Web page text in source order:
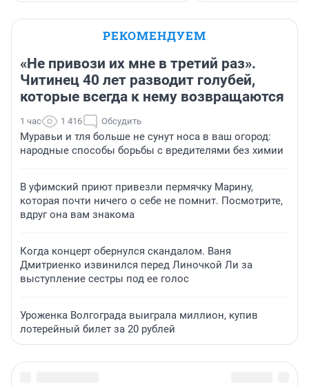
РЕКОМЕНДУЕМ
«Не привози их мне в третий раз».
Читинец 40 лет разводит голубей,
которые всегда к нему возвращаются
1 час 1 416 Обсудить
Муравьи и тля больше не сунут носа в ваш огород:
народные способы борьбы с вредителями без химии
В уфимский приют привезли пермячку Марину,
которая почти ничего о себе не помнит. Посмотрите,
вдруг она вам знакома
Когда концерт обернулся скандалом. Ваня
Дмитриенко извинился перед Линочкой Ли за
выступление сестры под ее голос
Уроженка Волгограда выиграла миллион, купив
лотерейный билет за 20 рублей